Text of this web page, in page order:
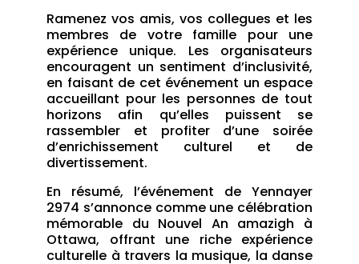
Ramenez vos amis, vos collegues et les
membres de votre famille pour une
expérience unique. Les organisateurs
encouragent un sentiment d’inclusivité,
en faisant de cet événement un espace
accueillant pour les personnes de tout
horizons afin qu’elles puissent se
rassembler et profiter d’une soirée
d’enrichissement culturel et de
divertissement.
En résumé, l’événement de Yennayer
2974 s’annonce comme une célébration
mémorable du Nouvel An amazigh à
Ottawa, offrant une riche expérience
culturelle à travers la musique, la danse